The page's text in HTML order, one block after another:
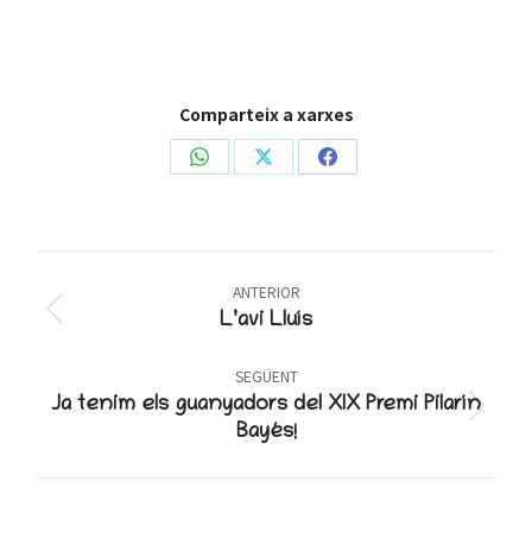
Comparteix a xarxes
Share Share Share
navigation
ANTERIOR
Previous
L’avi Lluís
SEGÜENT
Next
Ja tenim els guanyadors del XIX Premi Pilarín
Bayés!